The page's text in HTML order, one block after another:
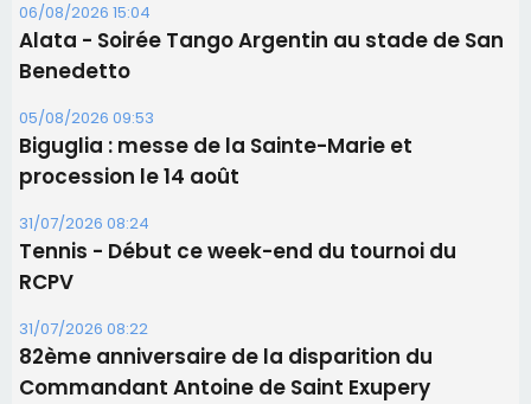
06/08/2026 15:04
Alata - Soirée Tango Argentin au stade de San
Benedetto
05/08/2026 09:53
Biguglia : messe de la Sainte-Marie et
procession le 14 août
31/07/2026 08:24
Tennis - Début ce week-end du tournoi du
RCPV
31/07/2026 08:22
82ème anniversaire de la disparition du
Commandant Antoine de Saint Exupery